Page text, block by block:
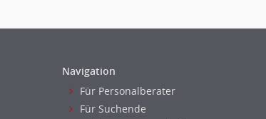
Navigation
Für Personalberater
Für Suchende